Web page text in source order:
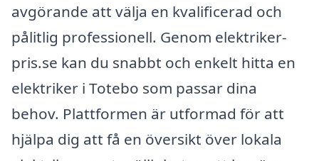
avgörande att välja en kvalificerad och
pålitlig professionell. Genom elektriker-
pris.se kan du snabbt och enkelt hitta en
elektriker i Totebo som passar dina
behov. Plattformen är utformad för att
hjälpa dig att få en översikt över lokala